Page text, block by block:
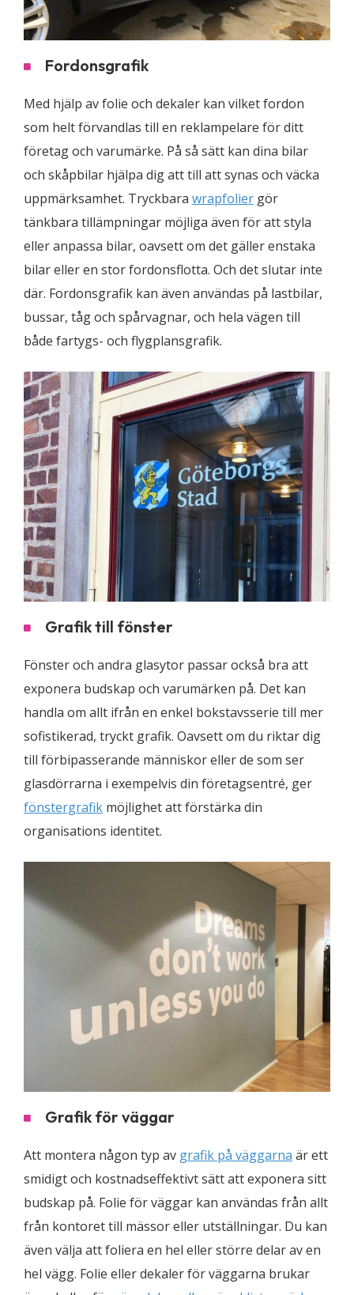
Fordonsgrafik
Med hjälp av folie och dekaler kan vilket fordon
som helt förvandlas till en reklampelare för ditt
företag och varumärke. På så sätt kan dina bilar
och skåpbilar hjälpa dig att till att synas och väcka
uppmärksamhet. Tryckbara wrapfolier gör
tänkbara tillämpningar möjliga även för att styla
eller anpassa bilar, oavsett om det gäller enstaka
bilar eller en stor fordonsflotta. Och det slutar inte
där. Fordonsgrafik kan även användas på lastbilar,
bussar, tåg och spårvagnar, och hela vägen till
både fartygs- och flygplansgrafik.
Grafik till fönster
Fönster och andra glasytor passar också bra att
exponera budskap och varumärken på. Det kan
handla om allt ifrån en enkel bokstavsserie till mer
sofistikerad, tryckt grafik. Oavsett om du riktar dig
till förbipasserande människor eller de som ser
glasdörrarna i exempelvis din företagsentré, ger
fönstergrafik möjlighet att förstärka din
organisations identitet.
Grafik för väggar
Att montera någon typ av grafik på väggarna är ett
smidigt och kostnadseffektivt sätt att exponera sitt
budskap på. Folie för väggar kan användas från allt
från kontoret till mässor eller utställningar. Du kan
även välja att foliera en hel eller större delar av en
hel vägg. Folie eller dekaler för väggarna brukar